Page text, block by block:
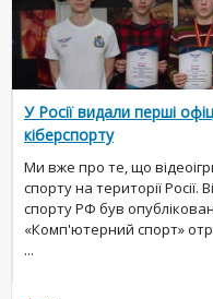
У Росії видали перші
кіберспорту
Ми вже про те, що
спорту на території Росії.
спорту РФ був
«Комп'ютерний спорт»
...